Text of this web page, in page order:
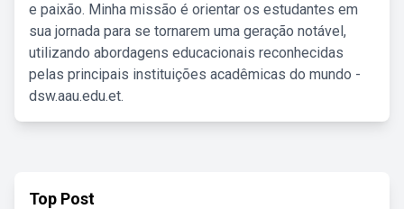
e paixão. Minha missão é orientar os estudantes em
sua jornada para se tornarem uma geração notável,
utilizando abordagens educacionais reconhecidas
pelas principais instituições acadêmicas do mundo -
dsw.aau.edu.et.
Top Post